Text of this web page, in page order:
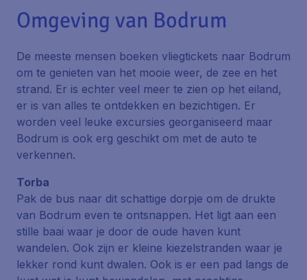
Omgeving van Bodrum
De meeste mensen boeken vliegtickets naar Bodrum
om te genieten van het mooie weer, de zee en het
strand. Er is echter veel meer te zien op het eiland,
er is van alles te ontdekken en bezichtigen. Er
worden veel leuke excursies georganiseerd maar
Bodrum is ook erg geschikt om met de auto te
verkennen.
Torba
Pak de bus naar dit schattige dorpje om de drukte
van Bodrum even te ontsnappen. Het ligt aan een
stille baai waar je door de oude haven kunt
wandelen. Ook zijn er kleine kiezelstranden waar je
lekker rond kunt dwalen. Ook is er een pad langs de